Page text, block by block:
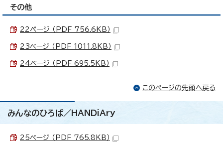
その他
22ぺージ （PDF 756.6KB）
23ページ （PDF 1011.8KB）
24ページ （PDF 695.5KB）
このページの先頭へ戻る
みんなのひろば／HANDiAry
25ページ （PDF 765.8KB）